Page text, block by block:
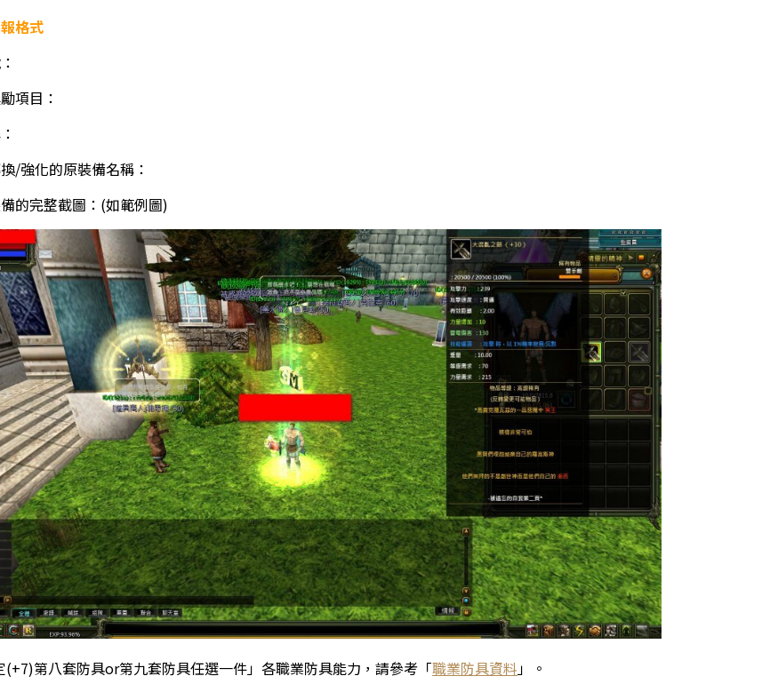
格式
項目：
/強化的原裝備名稱：
的完整截圖：(如範例圖)
(+7)第八套防具or第九套防具任選一件」各職業防具能力，請參考「職業防具資料」。